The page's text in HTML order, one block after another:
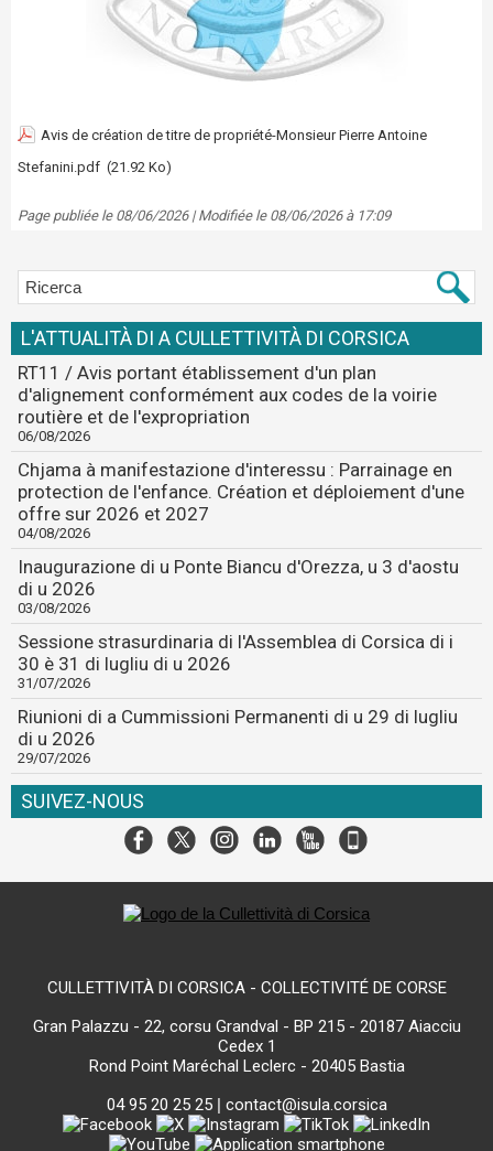
Avis de création de titre de propriété-Monsieur Pierre Antoine
Stefanini.pdf (21.92 Ko)
Page publiée le 08/06/2026 | Modifiée le 08/06/2026 à 17:09
L'ATTUALITÀ DI A CULLETTIVITÀ DI CORSICA
RT11 / Avis portant établissement d'un plan
d'alignement conformément aux codes de la voirie
routière et de l'expropriation
06/08/2026
Chjama à manifestazione d'interessu : Parrainage en
protection de l'enfance. Création et déploiement d'une
offre sur 2026 et 2027
04/08/2026
Inaugurazione di u Ponte Biancu d'Orezza, u 3 d'aostu
di u 2026
03/08/2026
Sessione strasurdinaria di l'Assemblea di Corsica di i
30 è 31 di lugliu di u 2026
31/07/2026
Riunioni di a Cummissioni Permanenti di u 29 di lugliu
di u 2026
29/07/2026
SUIVEZ-NOUS
CULLETTIVITÀ DI CORSICA - COLLECTIVITÉ DE CORSE
Gran Palazzu - 22, corsu Grandval - BP 215 - 20187 Aiacciu
Cedex 1
Rond Point Maréchal Leclerc - 20405 Bastia
04 95 20 25 25| contact@isula.corsica